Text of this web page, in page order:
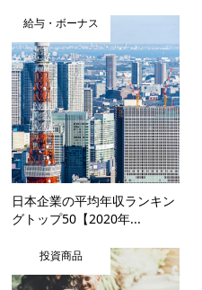
給与・ボーナス
日本企業の平均年収ランキン
グトップ50【2020年...
投資商品